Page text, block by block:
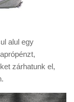
alul egy
zárhatunk el,